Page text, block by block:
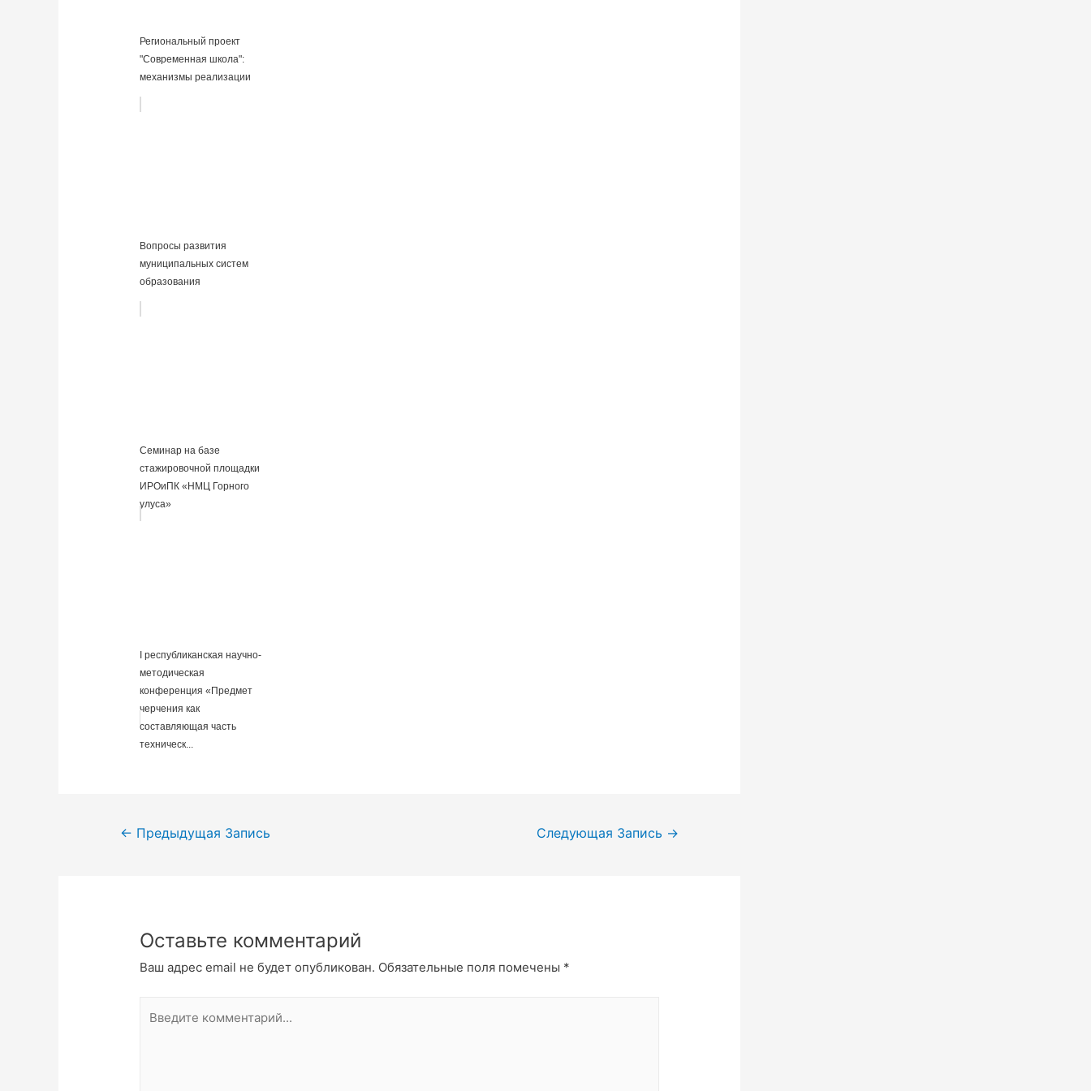
Региональный проект
"Современная школа":
механизмы реализации
Вопросы развития
муниципальных систем
образования
Семинар на базе
стажировочной площадки
ИРОиПК «НМЦ Горного
улуса»
I республиканская научно-
методическая
конференция «Предмет
черчения как
составляющая часть
техническ...
Навигация
← Предыдущая Запись Следующая Запись →
Оставьте комментарий
Ваш адрес email не будет опубликован. Обязательные поля помечены *
комментарий...